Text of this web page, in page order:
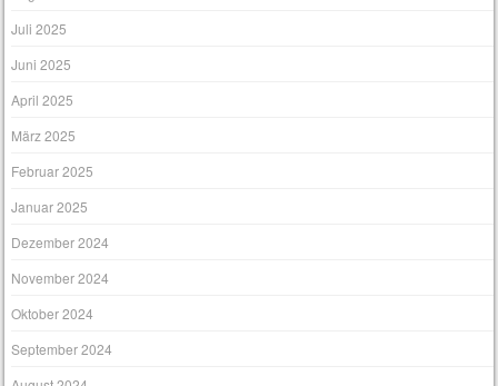
Juli 2025
Juni 2025
April 2025
März 2025
Februar 2025
Januar 2025
Dezember 2024
November 2024
Oktober 2024
September 2024